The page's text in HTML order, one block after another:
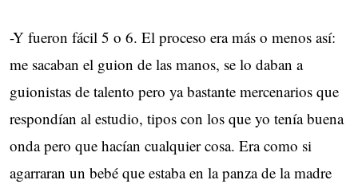
-Y fueron fácil 5 o 6. El proceso era más o menos así:
me sacaban el guion de las manos, se lo daban a
guionistas de talento pero ya bastante mercenarios que
respondían al estudio, tipos con los que yo tenía buena
onda pero que hacían cualquier cosa. Era como si
agarraran un bebé que estaba en la panza de la madre